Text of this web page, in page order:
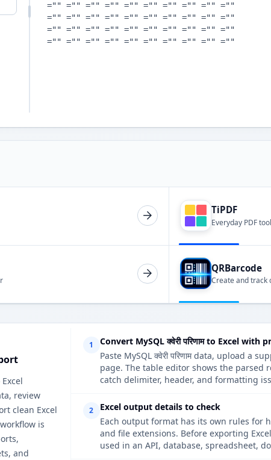
TiPDF
Everyday PDF
QRBarcode
Create and track
Excel
review
clean Excel
is
and
1
Convert MySQL क्वेरी परिणाम to Excel with
Paste MySQL क्वेरी परिणाम data, upload a
page. The table editor shows the parsed
catch delimiter, header, and formatting
2
Excel output details to check
Each output format has its own rules for
and file extensions. Before exporting
used in an API, database, spreadsheet,